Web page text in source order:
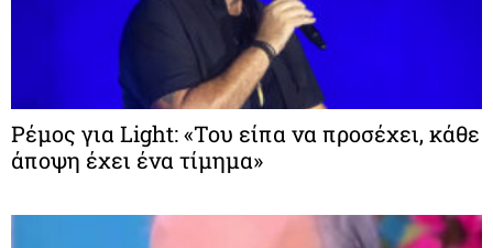
Ρέμος για Light: «Του είπα να προσέχει, κάθε
άποψη έχει ένα τίμημα»